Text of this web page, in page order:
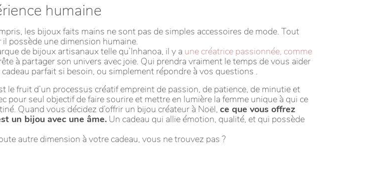
humaine
les bijoux faits mains ne sont pas de simples accessoires de mode. Tout
possède une dimension humaine.
de bijoux artisanaux telle qu’Inhanoa, il y a une créatrice passionnée, comme
à partager son univers avec joie. Qui prendra vraiment le temps de vous aider
parfait si besoin, ou simplement répondre à vos questions .
le fruit d’un processus créatif empreint de passion, de patience, de minutie et
pour seul objectif de faire sourire et mettre en lumière la femme unique à qui ce
Quand vous décidez d’offrir un bijou créateur à Noël, ce que vous offrez
un bijou avec une âme. Un cadeau qui allie émotion, qualité, et qui possède
autre dimension à votre cadeau, vous ne trouvez pas ?